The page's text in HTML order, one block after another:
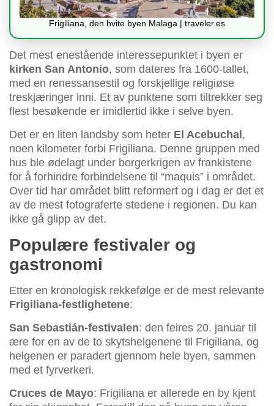
Frigiliana, den hvite byen Malaga | traveler.es
Det mest enestående interessepunktet i byen er
kirken San Antonio, som dateres fra 1600-tallet,
med en renessansestil og forskjellige religiøse
treskjæringer inni. Et av punktene som tiltrekker seg
flest besøkende er imidlertid ikke i selve byen.
Det er en liten landsby som heter El Acebuchal ,
noen kilometer forbi Frigiliana. Denne gruppen med
hus ble ødelagt under borgerkrigen av frankistene
for å forhindre forbindelsene til “maquis” i området.
Over tid har området blitt reformert og i dag er det et
av de mest fotograferte stedene i regionen. Du kan
ikke gå glipp av det.
Populære festivaler og
gastronomi
Etter en kronologisk rekkefølge er de mest relevante
Frigiliana-festlighetene:
San Sebastián-festivalen: den feires 20. januar til
ære for en av de to skytshelgenene til Frigiliana, og
helgenen er paradert gjennom hele byen, sammen
med et fyrverkeri.
Cruces de Mayo: Frigiliana er allerede en by kjent